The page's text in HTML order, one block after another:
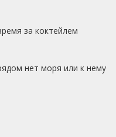
за коктейлем
нет моря или к нему